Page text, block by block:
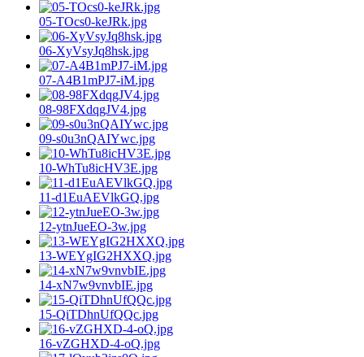
05-TOcs0-keJRk.jpg
06-XyVsyJq8hsk.jpg
07-A4B1mPJ7-iM.jpg
08-98FXdqgJV4.jpg
09-s0u3nQAIYwc.jpg
10-WhTu8icHV3E.jpg
11-d1EuAEVlkGQ.jpg
12-ytnJueEO-3w.jpg
13-WEYgIG2HXXQ.jpg
14-xN7w9vnvbIE.jpg
15-QiTDhnUfQQc.jpg
16-vZGHXD-4-oQ.jpg